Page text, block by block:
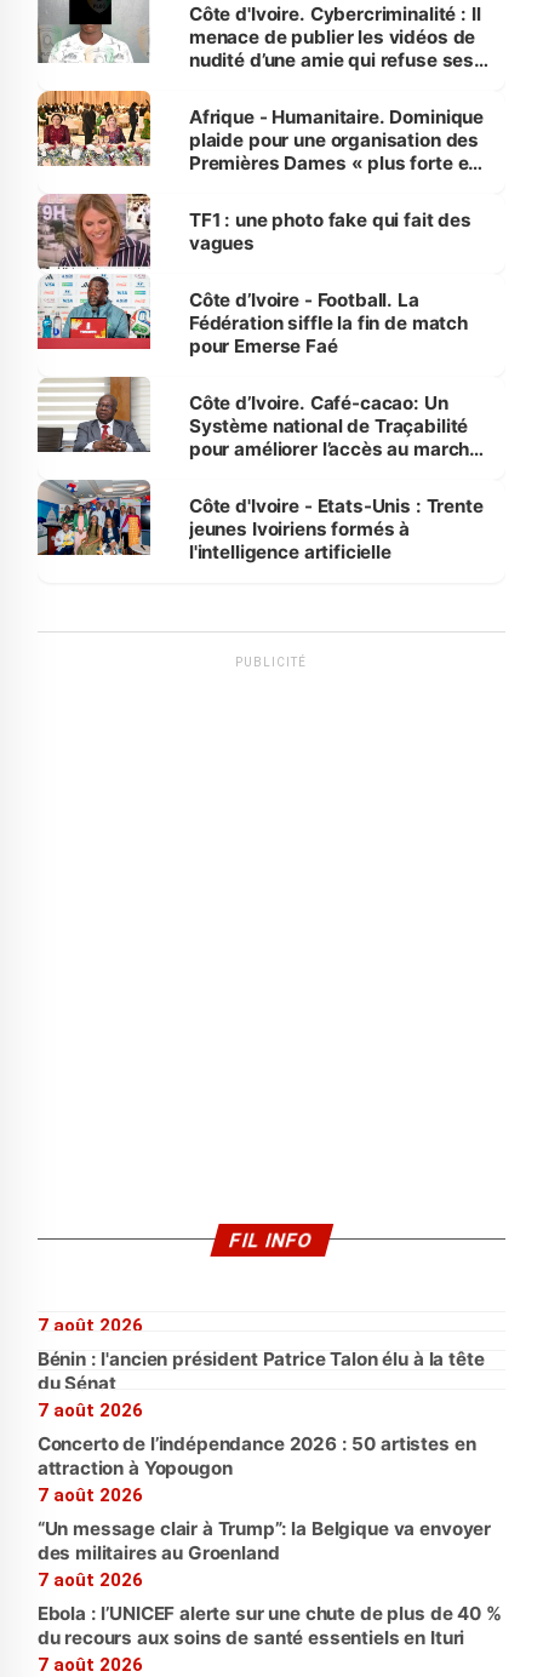
Côte d'Ivoire. Cybercriminalité : Il
menace de publier les vidéos de
nudité d’une amie qui refuse ses
Afrique - Humanitaire. Dominique
plaide pour une organisation des
Premières Dames « plus forte et
sur la scène internationale »
TF1 : une photo fake qui fait des
vagues
Côte d’Ivoire - Football. La
Fédération siffle la fin de match
pour Emerse Faé
Côte d’Ivoire. Café-cacao: Un
Système national de Traçabilité
pour améliorer l’accès au marché
Côte d'Ivoire - Etats-Unis : Trente
jeunes Ivoiriens formés à
l'intelligence artificielle
PUBLICITÉ
FIL INFO
7 août 2026
Bénin : l'ancien président Patrice Talon élu à la tête
du Sénat
7 août 2026
Concerto de l’indépendance 2026 : 50 artistes en
attraction à Yopougon
7 août 2026
“Un message clair à Trump”: la Belgique va envoyer
des militaires au Groenland
7 août 2026
Ebola : l’UNICEF alerte sur une chute de plus de 40 %
du recours aux soins de santé essentiels en Ituri
7 août 2026